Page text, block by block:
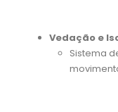
Vedação e
Sistema